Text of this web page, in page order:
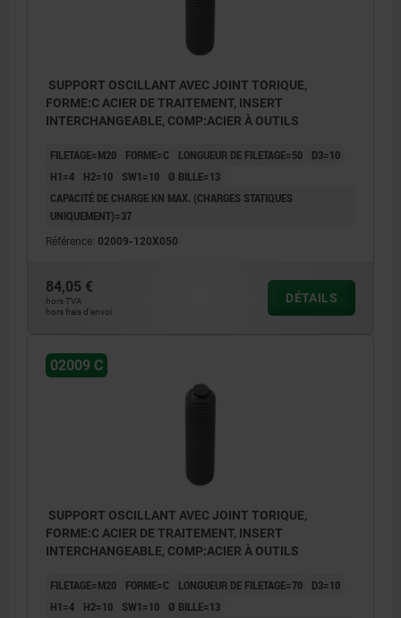
SUPPORT OSCILLANT AVEC JOINT TORIQUE,
FORME:C ACIER DE TRAITEMENT, INSERT
INTERCHANGEABLE, COMP:ACIER À OUTILS
FILETAGE=M20 FORME=C LONGUEUR DE FILETAGE=50
D3=10
H1=4
H2=10 SW1=10
Ø BILLE=13
CAPACITÉ DE CHARGE KN MAX. (CHARGES STATIQUES
UNIQUEMENT)=37
Référence: 02009-120X050
84,05 €
hors TVA
hors frais d’envoi
DÉTAILS
02009 C
SUPPORT OSCILLANT AVEC JOINT TORIQUE,
FORME:C ACIER DE TRAITEMENT, INSERT
INTERCHANGEABLE, COMP:ACIER À OUTILS
FILETAGE=M20 FORME=C LONGUEUR DE FILETAGE=70
D3=10
H1=4
H2=10 SW1=10 Ø BILLE=13